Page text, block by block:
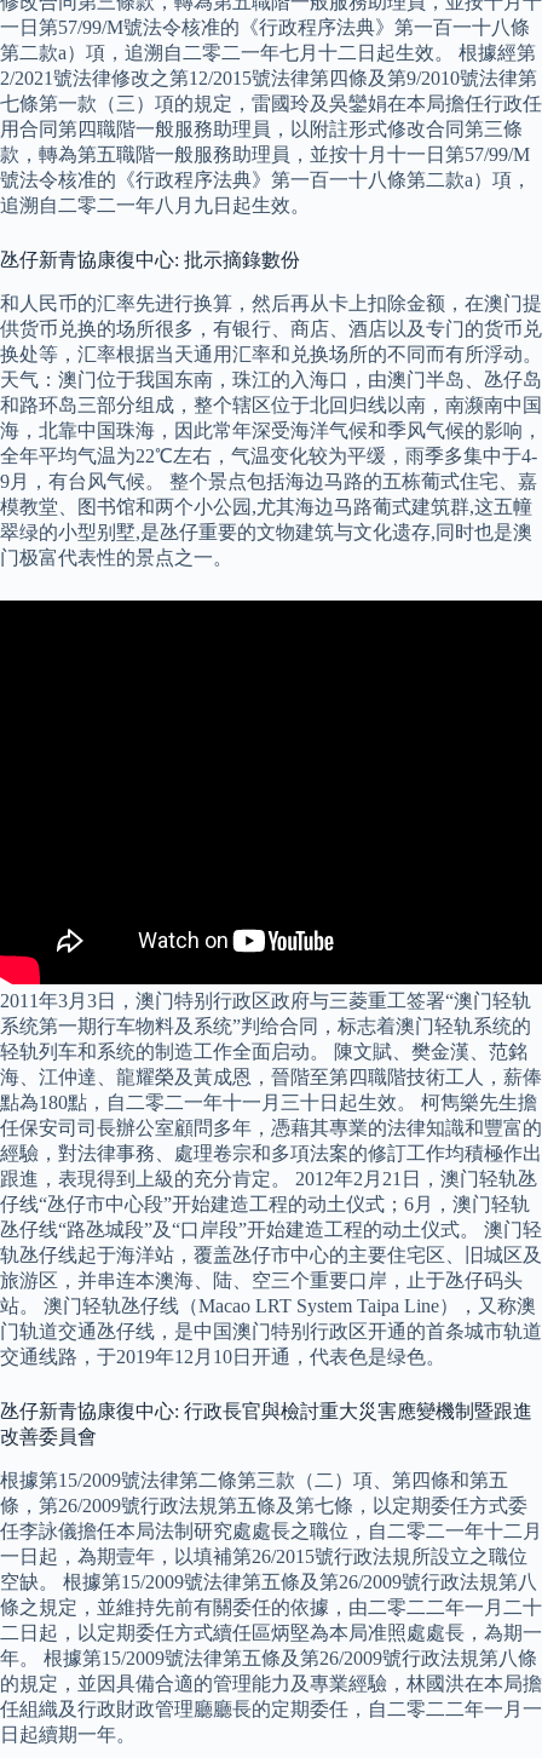
一日第57/99/M號法令核准的《行政程序法典》第一百一十八條
第二款a）項，追溯自二零二一年七月十二日起生效。 根據經第
2/2021號法律修改之第12/2015號法律第四條及第9/2010號法律第
七條第一款（三）項的規定，雷國玲及吳鑾娟在本局擔任行政任
用合同第四職階一般服務助理員，以附註形式修改合同第三條
款，轉為第五職階一般服務助理員，並按十月十一日第57/99/M
號法令核准的《行政程序法典》第一百一十八條第二款a）項，
追溯自二零二一年八月九日起生效。
氹仔新青協康復中心: 批示摘錄數份
和人民币的汇率先进行换算，然后再从卡上扣除金额，在澳门提
供货币兑换的场所很多，有银行、商店、酒店以及专门的货币兑
换处等，汇率根据当天通用汇率和兑换场所的不同而有所浮动。
天气：澳门位于我国东南，珠江的入海口，由澳门半岛、氹仔岛
和路环岛三部分组成，整个辖区位于北回归线以南，南濒南中国
海，北靠中国珠海，因此常年深受海洋气候和季风气候的影响，
全年平均气温为22℃左右，气温变化较为平缓，雨季多集中于4-
9月，有台风气候。 整个景点包括海边马路的五栋葡式住宅、嘉
模教堂、图书馆和两个小公园,尤其海边马路葡式建筑群,这五幢
翠绿的小型别墅,是氹仔重要的文物建筑与文化遗存,同时也是澳
门极富代表性的景点之一。
2011年3月3日，澳门特别行政区政府与三菱重工签署“澳门轻轨
系统第一期行车物料及系统”判给合同，标志着澳门轻轨系统的
轻轨列车和系统的制造工作全面启动。 陳文賦、樊金漢、范銘
海、江仲達、龍耀榮及黃成恩，晉階至第四職階技術工人，薪俸
點為180點，自二零二一年十一月三十日起生效。 柯雋樂先生擔
任保安司司長辦公室顧問多年，憑藉其專業的法律知識和豐富的
經驗，對法律事務、處理卷宗和多項法案的修訂工作均積極作出
跟進，表現得到上級的充分肯定。 2012年2月21日，澳门轻轨氹
仔线“氹仔市中心段”开始建造工程的动土仪式；6月，澳门轻轨
氹仔线“路氹城段”及“口岸段”开始建造工程的动土仪式。 澳门轻
轨氹仔线起于海洋站，覆盖氹仔市中心的主要住宅区、旧城区及
旅游区，并串连本澳海、陆、空三个重要口岸，止于氹仔码头
站。 澳门轻轨氹仔线（Macao LRT System Taipa Line），又称澳
门轨道交通氹仔线，是中国澳门特别行政区开通的首条城市轨道
交通线路，于2019年12月10日开通，代表色是绿色。
氹仔新青協康復中心: 行政長官與檢討重大災害應變機制暨跟進
改善委員會
根據第15/2009號法律第二條第三款（二）項、第四條和第五
條，第26/2009號行政法規第五條及第七條，以定期委任方式委
任李詠儀擔任本局法制研究處處長之職位，自二零二一年十二月
一日起，為期壹年，以填補第26/2015號行政法規所設立之職位
空缺。 根據第15/2009號法律第五條及第26/2009號行政法規第八
條之規定，並維持先前有關委任的依據，由二零二二年一月二十
二日起，以定期委任方式續任區炳堅為本局准照處處長，為期一
年。 根據第15/2009號法律第五條及第26/2009號行政法規第八條
的規定，並因具備合適的管理能力及專業經驗，林國洪在本局擔
任組織及行政財政管理廳廳長的定期委任，自二零二二年一月一
日起續期一年。